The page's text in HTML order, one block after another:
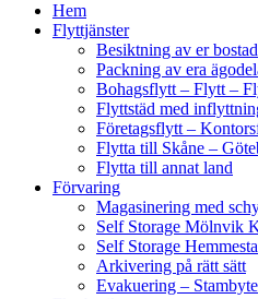
Hem
Flyttjänster
Besiktning av er bostad
Packning av era
Bohagsflytt – Flytt –
Flyttstäd med
Företagsflytt –
Flytta till Skåne –
Flytta till annat land
Förvaring
Magasinering med
Self Storage Mölnvik
Self Storage Hemmesta
Arkivering på rätt sätt
Evakuering – Stambyte